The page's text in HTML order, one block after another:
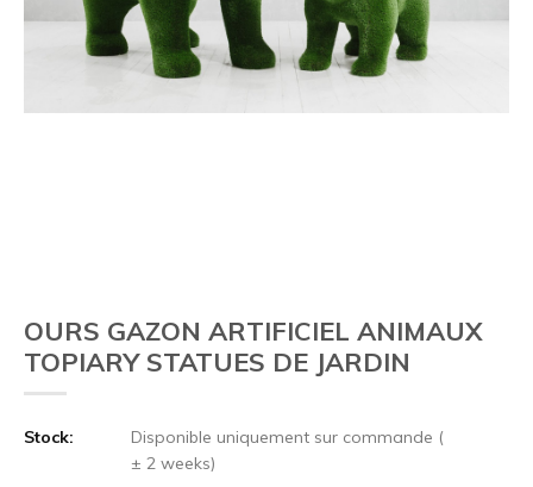
OURS GAZON ARTIFICIEL ANIMAUX
TOPIARY STATUES DE JARDIN
Stock:
Disponible uniquement sur commande (
± 2 weeks)